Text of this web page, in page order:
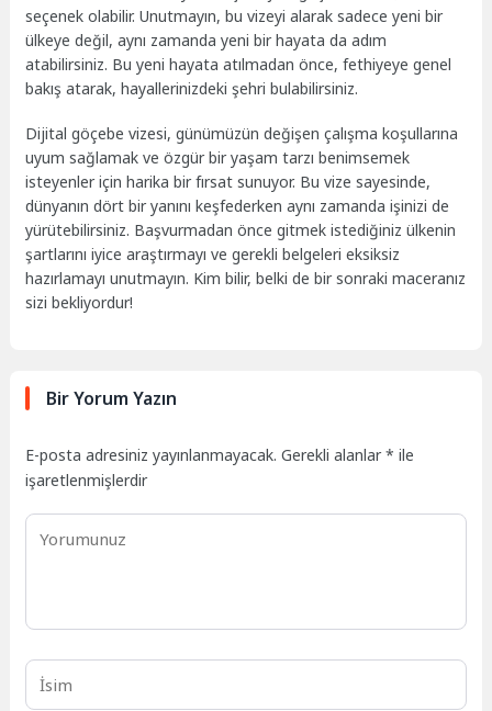
seçenek olabilir. Unutmayın, bu vizeyi alarak sadece yeni bir
ülkeye değil, aynı zamanda yeni bir hayata da adım
atabilirsiniz. Bu yeni hayata atılmadan önce, fethiyeye genel
bakış atarak, hayallerinizdeki şehri bulabilirsiniz.
Dijital göçebe vizesi, günümüzün değişen çalışma koşullarına
uyum sağlamak ve özgür bir yaşam tarzı benimsemek
isteyenler için harika bir fırsat sunuyor. Bu vize sayesinde,
dünyanın dört bir yanını keşfederken aynı zamanda işinizi de
yürütebilirsiniz. Başvurmadan önce gitmek istediğiniz ülkenin
şartlarını iyice araştırmayı ve gerekli belgeleri eksiksiz
hazırlamayı unutmayın. Kim bilir, belki de bir sonraki maceranız
sizi bekliyordur!
Bir Yorum Yazın
E-posta adresiniz yayınlanmayacak. Gerekli alanlar* ile
işaretlenmişlerdir